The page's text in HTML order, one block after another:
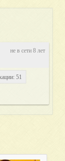
не в сети 8 лет
51